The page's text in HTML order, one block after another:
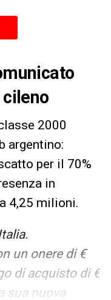
2000
argentino:
per il 70%
in
4,25 milioni.
un onere di €
di acquisto di €
sua nuova